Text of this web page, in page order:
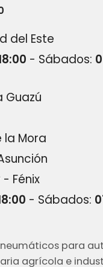
del Este
- Sábados:
Guazú
la Mora
Fénix
- Sábados:
para
agrícola e